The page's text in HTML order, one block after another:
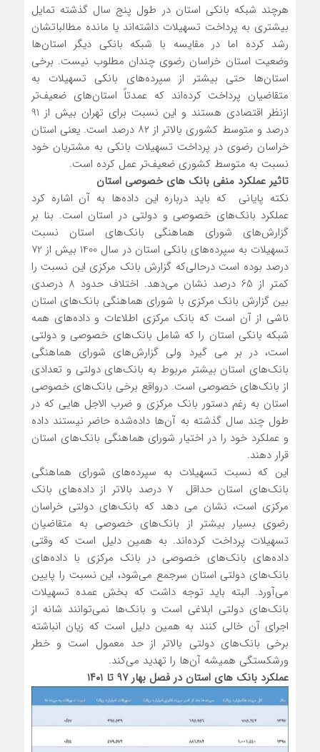
هرچند شبکه بانکی استان در طول پنج سال گذشته تمایل
بیشتری به پرداخت تسهیلات داشته‌اند یا مانده مطالباتشان
رشد کرده اما در مقایسه با شبکه بانکی دیگر استان‌ها
وضعیت استان خراسان رضوی چندان مطلوب نیست. برخی
استان‌ها حتی بیشتر از سپرده‌های بانکی تسهیلات به
متقاضیان پرداخت کرده‌اند که عمدتاً استان‌های ضعیف‌تر
ازنظر اقتصادی هستند و این نسبت برای تهران بیش از 91
درصد و متوسط کشوری بالاتر از ۸۲ درصد است. یعنی استان
خراسان رضوی در پرداخت تسهیلات بانکی به مشتریان خود
نسبت به متوسط کشوری ضعیف‌تر عمل کرده است.
تاثیر عملکرد منفی بانک های خصوصی استان
نکته پایانی که باید درباره این داده‌ها به آن اشاره کرد
عملکرد بانک‌های خصوصی و دولتی در استان است. بنا بر
گزارش‌های شورای هماهنگی بانک‌های استان نسبت
تسهیلات به سپرده‌های بانکی استان در سال 1400 بیش از 72
درصد بوده است درحالی‌که گزارش بانک مرکزی این نسبت را
کمتر از 65 درصد نشان می‌دهد. اختلاف حدود 8 درصدی
بین گزارش بانک مرکزی با شورای هماهنگی بانک‌های استان
ناشی از آن است که بانک مرکزی اطلاعات و داده‌های همه
شبکه بانکی استان را که شامل بانک‌های خصوصی و دولتی
است، در بر می گیرد ولی گزارش‌های شورای هماهنگی
بانک‌های استان بیشتر مربوط به بانک‌های دولتی و تعدادی
از بانک‌های خصوصی است. درواقع برخی بانک‌های خصوصی
استان به رغم دستور بانک مرکزی و ضرب الاجل هایی که در
طول چند سال گذشته به آن‌ها داده‌شده حاضر نیستند داده
و عملکرد خود را در اختیار شورای هماهنگی بانک‌های استان
قرار دهند.
این که نسبت تسهیلات به سپرده‌های شورای هماهنگی
بانک‌های استان حداقل 7 درصد بالاتر از داده‌های بانک
مرکزی است، نشان‌ می دهد که بانک‌های دولتی خراسان
رضوی بسیار بیشتر از بانک‌های خصوصی به متقاضیان
تسهیلات پرداخت کرده‌اند. به همین دلیل است که وقتی
داده‌های بانک‌های خصوصی در بانک مرکزی با داده‌های
بانک‌های دولتی استان سرجمع می‌شود، این نسبت را پایین
می‌آورد. البته باید توجه داشت که بخش عمده تسهیلات
بانک‌های دولتی ابلاغی است و بانک‌ها نمی‌توانند شانه از
اجرای آن خالی کنند به همین دلیل است که زیان انباشته
برخی بانک‌های دولتی بالاتر از حد معمول است و خطر
ورشکستگی همیشه آن‌ها را تهدید می‌کند.
عملکرد بانک های استان در فصل بهار ۹۷ تا ۱۴۰۱